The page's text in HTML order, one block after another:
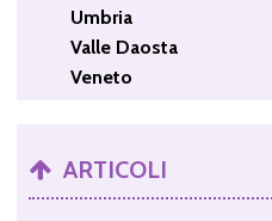
Umbria
Valle Daosta
Veneto
ARTICOLI